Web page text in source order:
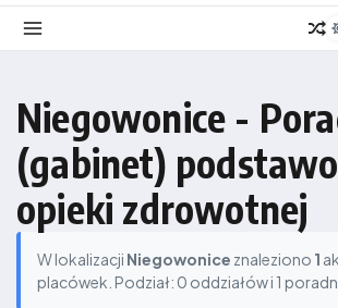
Niegowonice -
(gabinet)
opieki zdrowotnej
W lokalizacji Niegowonice znaleziono 1
placówek. Podział: 0 oddziałów i 1